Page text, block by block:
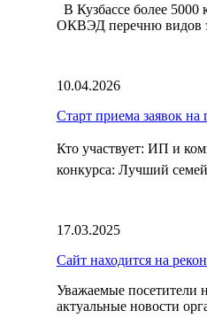
В Кузбассе более
ОКВЭД перечню видов
10.04.2026
Старт приема заявок
Кто участвует: ИП и
конкурса: Лучший
17.03.2025
Сайт находится на
Уважаемые посетители
актуальные новости